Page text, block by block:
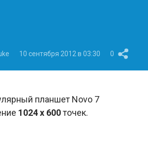
10 сентября 2012 в 03:30 0
планшет Novo 7
1024 х 600точек.